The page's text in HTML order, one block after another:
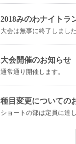
2018みのわナイトラ
大会は無事に終了しました
大会開催のお知らせ
通常通り開催します。
種目変更についての
ショートの部は定員に達